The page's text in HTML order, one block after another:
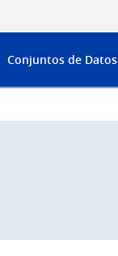
Conjuntos de Datos